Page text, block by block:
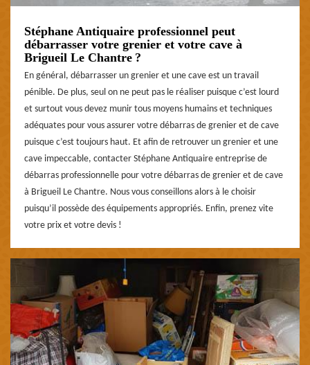
Stéphane Antiquaire professionnel peut
débarrasser votre grenier et votre cave à
Brigueil Le Chantre ?
En général, débarrasser un grenier et une cave est un travail
pénible. De plus, seul on ne peut pas le réaliser puisque c’est lourd
et surtout vous devez munir tous moyens humains et techniques
adéquates pour vous assurer votre débarras de grenier et de cave
puisque c’est toujours haut. Et afin de retrouver un grenier et une
cave impeccable, contacter Stéphane Antiquaire entreprise de
débarras professionnelle pour votre débarras de grenier et de cave
à Brigueil Le Chantre. Nous vous conseillons alors à le choisir
puisqu’il possède des équipements appropriés. Enfin, prenez vite
votre prix et votre devis !